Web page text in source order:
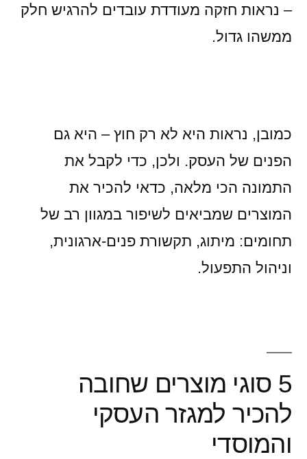
– נראות חזקה מעודדת עובדים להרגיש חלק
ממשהו גדול.
כמובן, נראות היא לא רק חוץ – היא גם
הפנים של העסק. ולכן, כדי לקבל את
התמונה הכי מלאה, כדאי להכיר את
המוצרים שמביאים לשיפור במגוון רב של
תחומים: מיתוג, תקשורת פנים-ארגונית,
וניהול התפעול.
5 סוגי מוצרים שחובה
להכיר למגזר העסקי
והמוסדי